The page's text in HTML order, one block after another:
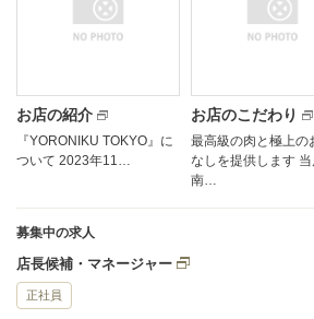
お店の紹介
『YORONIKU TOKYO』に
ついて 2023年11…
お店のこだわり
最高級の肉と極上の
なしを提供します 当
南…
募集中の求人
店長候補・マネージャー
正社員